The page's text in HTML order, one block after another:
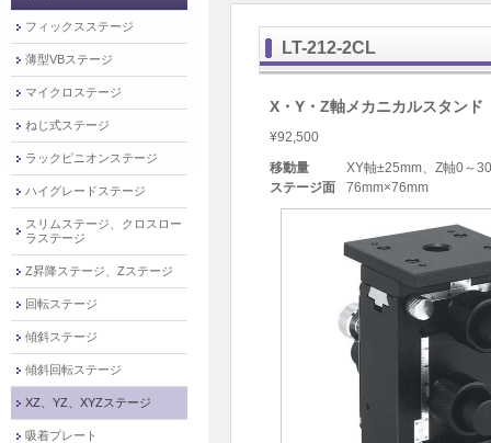
LT-212-2CL
X・Y・Z軸メカニカルスタン
¥92,500
移動量
XY軸±25mm、Z軸0～
ステージ面
76mm×76mm
フィックスステージ
薄型VBステージ
マイクロステージ
ねじ式ステージ
ラックピニオンステージ
ハイグレードステージ
スリムステージ、クロスロー
ラステージ
Z昇降ステージ、Zステージ
回転ステージ
傾斜ステージ
傾斜回転ステージ
XZ、YZ、XYZステージ
吸着プレート